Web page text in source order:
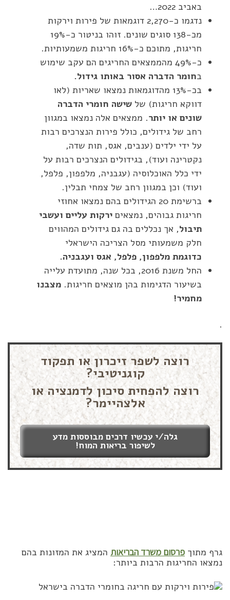
באביב 2022…
נדגמו כ-2,270 דוגמאות של פירות וירקות
מכ-138 סוגים שונים. זוהו בניטור כ-19%
חריגות, מתוכם כ-16% חריגות משמעותיות.
כ-49% מהממצאים החריגים הם עקב שימוש
בחומר הדברה אסור באותו גידול.
בכ-13% מהדוגמאות נמצאו שאריות (לאו
דווקא חריגות) של שישה חומרי הדברה
שונים או יותר. ממצאים אלה נמצאו במגוון
רחב של גידולים, כולל פירות הנצרכים רבות
על ידי ילדים (ענבים, אגס, תות שדה,
נקטרינה ועוד), בגידולים הנצרכים רבות על
ידי כלל האוכלוסיה (עגבניה, מלפפון, פלפל,
ועוד) וכן במגוון רחב של צמחי תבלין.
ברשימת 20 הגידולים בהם נמצאו אחוזי
חריגות גבוהים, נמצאים ירקות עליים ועשבי
תיבול, אך נכללים בה גם גידולים המהווים
חלק משמעותי מסל הצריכה הישראלי
כדוגמת מלפפון, פלפל, אגס ועגבניה.
החל משנת 2016, בכל שנה, מתועדת עלייה
בשיעור הדגימות בהן מוצאים חריגות. מצבנו
מחמיר!
.
רוצה לשפר זיכרון או תפקוד
קוגניטיבי?
רוצה להפחית סיכון לדמנציה או
אלצהיימר?
גלה/י עכשיו דרכים מבוססות מדע
לשיפור בריאות המוח!
גרף מתוך פרסום משרד הבריאות המציג את המזונות בהם
נמצאו החריגות הרבות ביותר: